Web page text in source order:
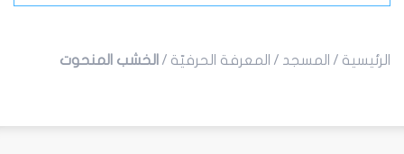
الرئيسية / المسجد / المعرفة الحرفيّة / الخشب المنحوت